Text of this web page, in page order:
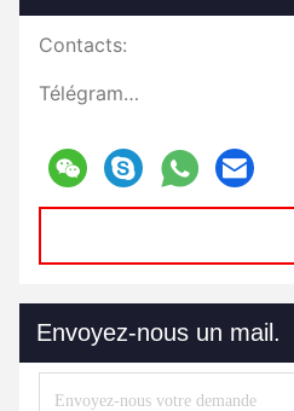
Contacts:
Télégramme:
Envoyez-nous un mail.